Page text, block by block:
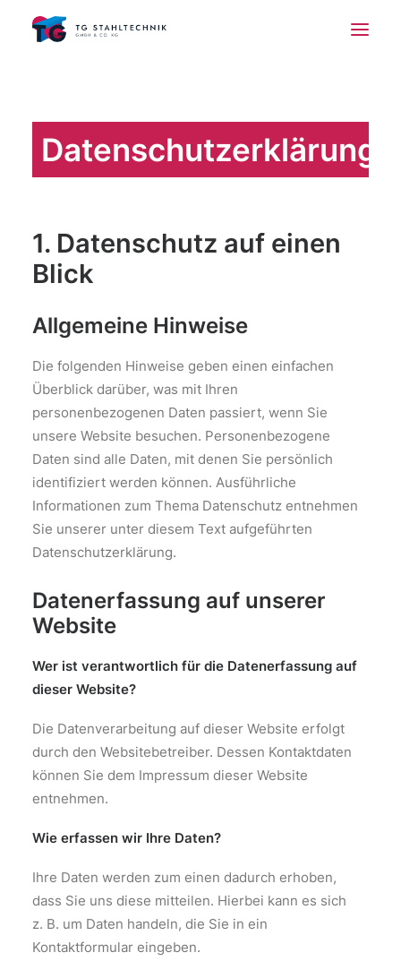
Über uns
Leistungen
Kontakt
Datenschutzerklärung
1. Datenschutz auf einen
Blick
Allgemeine Hinweise
Die folgenden Hinweise geben einen einfachen
Überblick darüber, was mit Ihren
personenbezogenen Daten passiert, wenn Sie
unsere Website besuchen. Personenbezogene
Daten sind alle Daten, mit denen Sie persönlich
identifiziert werden können. Ausführliche
Informationen zum Thema Datenschutz entnehmen
Sie unserer unter diesem Text aufgeführten
Datenschutzerklärung.
Datenerfassung auf unserer
Website
Wer ist verantwortlich für die Datenerfassung auf
dieser Website?
Die Datenverarbeitung auf dieser Website erfolgt
durch den Websitebetreiber. Dessen Kontaktdaten
können Sie dem Impressum dieser Website
entnehmen.
Wie erfassen wir Ihre Daten?
Ihre Daten werden zum einen dadurch erhoben,
dass Sie uns diese mitteilen. Hierbei kann es sich
z. B. um Daten handeln, die Sie in ein
Kontaktformular eingeben.